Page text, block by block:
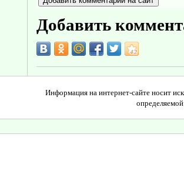
Добавить
Информация на интернет-сайте носит